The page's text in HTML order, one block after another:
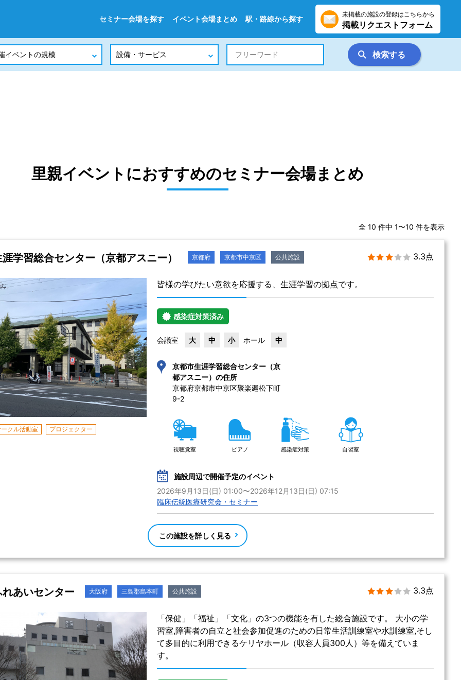
セミナー会場を探す イベント会場まとめ 駅・路線から探す
未掲載の施設の登録はこちらから
掲載リクエストフォーム
検索する
里親イベントにおすすめのセミナー会場まとめ
全 10 件中 1〜10 件を表示
学習総合センター（京都アスニー） 京都府 京都市中京区 公共施設 3.3点
クル活動室 プロジェクター
皆様の学びたい意欲を応援する、生涯学習の拠点です。
感染症対策済み
会議室 大 中 小 ホール 中
京都市生涯学習総合センター（京
都アスニー）の住所
京都府京都市中京区聚楽廻松下町
9-2
視聴覚室 ピアノ 感染症対策 自習室
施設周辺で開催予定のイベント
2026年9月13日(日) 01:00〜2026年12月13日(日) 07:15
臨床伝統医療研究会・セミナー
この施設を詳しく見る
あいセンター 大阪府 三島郡島本町 公共施設 3.3点
「保健」「福祉」「文化」の3つの機能を有した総合施設です。 大小の学
習室,障害者の自立と社会参加促進のための日常生活訓練室や水訓練室,そし
て多目的に利用できるケリヤホール（収容人員300人）等を備えていま
す。